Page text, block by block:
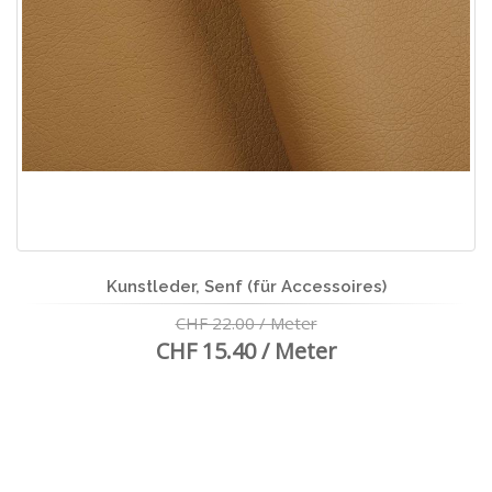
Kunstleder, Senf (für Accessoires)
CHF 22.00 / Meter
CHF 15.40 / Meter